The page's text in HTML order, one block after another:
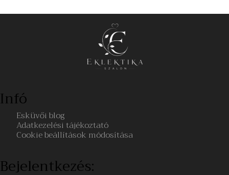
Infó
Esküvői blog
Adatkezelési tájékoztató
Cookie beállítások módosítása
Bejelentkezés: